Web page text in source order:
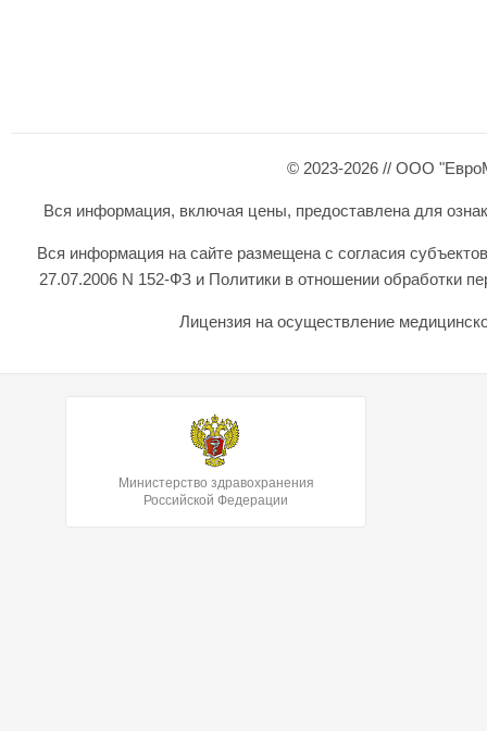
© 2023-2026 // ООО
Вся информация, включая цены, предоставлена для
Вся информация на сайте размещена с согласия
27.07.2006 N 152-ФЗ и Политики в отношении обработки
Лицензия на осуществление
Министерство здравохранения
Российской Федерации